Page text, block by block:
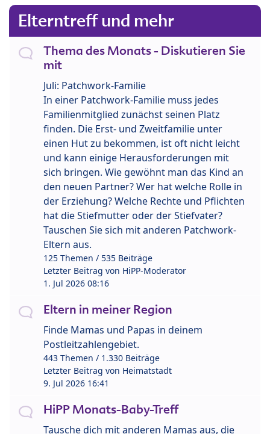
Elterntreff und mehr
Thema des Monats - Diskutieren Sie
mit
Juli: Patchwork-Familie
In einer Patchwork-Familie muss jedes
Familienmitglied zunächst seinen Platz
finden. Die Erst- und Zweitfamilie unter
einen Hut zu bekommen, ist oft nicht leicht
und kann einige Herausforderungen mit
sich bringen. Wie gewöhnt man das Kind an
den neuen Partner? Wer hat welche Rolle in
der Erziehung? Welche Rechte und Pflichten
hat die Stiefmutter oder der Stiefvater?
Tauschen Sie sich mit anderen Patchwork-
Eltern aus.
125 Themen / 535 Beiträge
Letzter Beitrag von HiPP-Moderator
1. Jul 2026 08:16
Eltern in meiner Region
Finde Mamas und Papas in deinem
Postleitzahlengebiet.
443 Themen / 1.330 Beiträge
Letzter Beitrag von Heimatstadt
9. Jul 2026 16:41
HiPP Monats-Baby-Treff
Tausche dich mit anderen Mamas aus, die